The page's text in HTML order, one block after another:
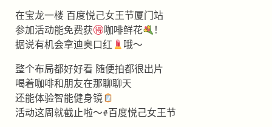
在宝龙一楼 百度悦己女王节厦门站
参加活动能免费获
咖啡鲜花
！
据说有机会拿迪奥口红
哦～
整个布局都好好看 随便拍都很出片
喝着咖啡和朋友在那聊聊天
还能体验智能健身镜
活动这周就截止啦～#百度悦己女王节